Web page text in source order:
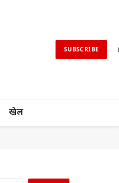
SUBSCRIBE
खेल